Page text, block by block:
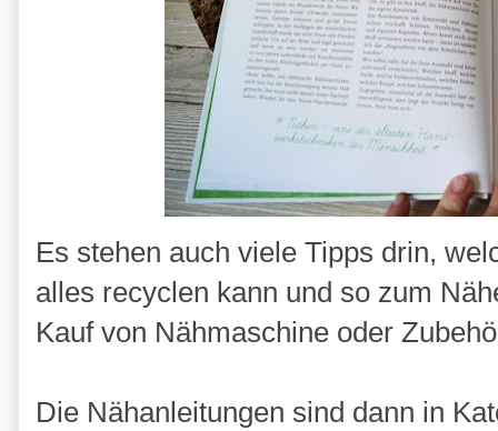
Es stehen auch viele Tipps drin,
alles recyclen kann und so zum
Kauf von Nähmaschine oder
Die Nähanleitungen sind dann in